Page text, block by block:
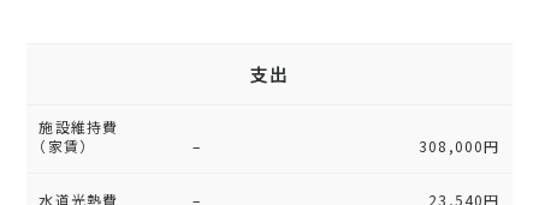
支出
施設維持費
（家賃）
– 308,000円
水道光熱費 – 23,540円